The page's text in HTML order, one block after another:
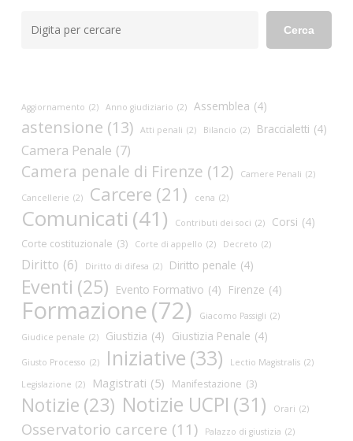
Cerca
Aggiornamento (2) Anno giudiziario (2) Assemblea (4)
astensione (13) Atti penali (2) Bilancio (2) Braccialetti (4)
Camera Penale (7)
Camera penale di Firenze (12) Camere Penali (2)
Cancellerie (2) Carcere (21) cena (2)
Comunicati (41) Contributi dei soci (2) Corsi (4)
Corte costituzionale (3) Corte di appello (2) Decreto (2)
Diritto (6) Diritto di difesa (2) Diritto penale (4)
Eventi (25) Evento Formativo (4) Firenze (4)
Formazione(72) Giacomo Passigli (2)
Giudice penale (2) Giustizia (4) Giustizia Penale (4)
Giusto Processo (2) Iniziative (33) Lectio Magistralis (2)
Legislazione (2) Magistrati (5) Manifestazione (3)
Notizie (23) Notizie UCPI (31) Orari (2)
Osservatorio carcere (11) Palazzo di giustizia (2)